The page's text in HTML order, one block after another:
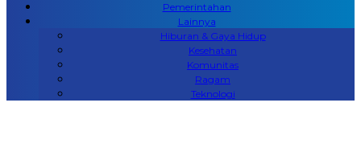
Pemerintahan
Lainnya
Hiburan & Gaya Hidup
Kesehatan
Komunitas
Ragam
Teknologi